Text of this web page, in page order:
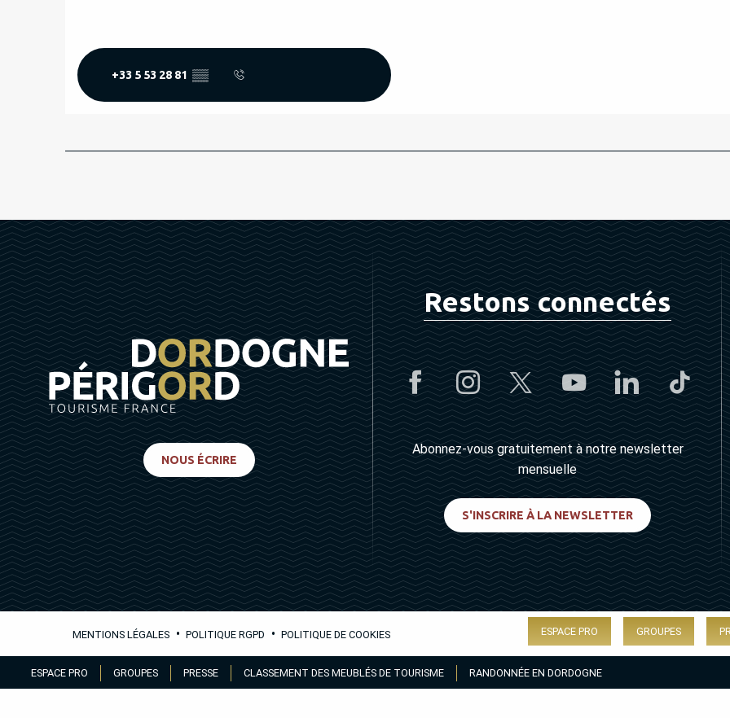
au
ESPACE PRO GROUPES PRESSE CLASSEMENT DES MEUBLÉS DE TOURISME RANDONNÉE EN DORDOGNE
+33 5 53 28 81 ▒▒
NOUS ÉCRIRE
Restons connectés
Abonnez-vous gratuitement à notre newsletter
mensuelle
S'INSCRIRE À LA NEWSLETTER
MENTIONS LÉGALES • POLITIQUE RGPD • POLITIQUE DE COOKIES ESPACE PRO GROUPES